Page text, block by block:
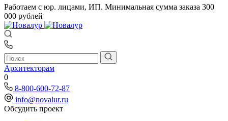
Работаем с юр. лицами, ИП. Минимальная сумма заказа 300
000 рублей
Архитекторам
0
8-800-600-72-87
info@novalur.ru
Обсудить проект